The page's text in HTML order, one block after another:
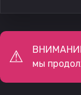
мы